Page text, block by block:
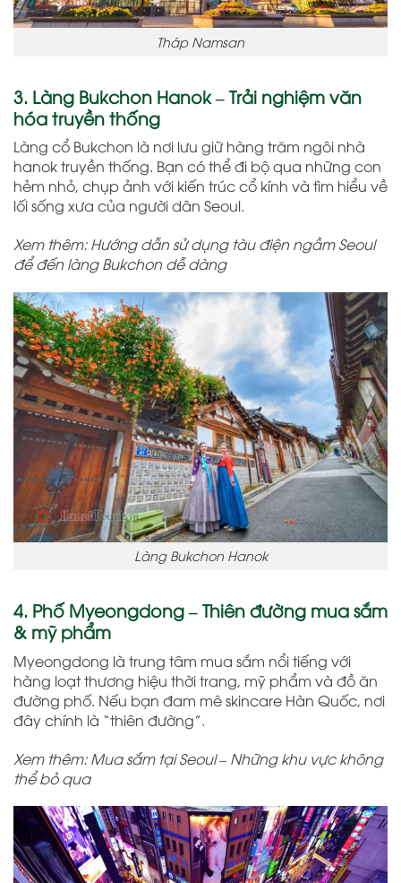
Tháp Namsan
3. Làng Bukchon Hanok – Trải nghiệm văn
hóa truyền thống
Làng cổ Bukchon là nơi lưu giữ hàng trăm ngôi nhà
hanok truyền thống. Bạn có thể đi bộ qua những con
hẻm nhỏ, chụp ảnh với kiến trúc cổ kính và tìm hiểu về
lối sống xưa của người dân Seoul.
Xem thêm: Hướng dẫn sử dụng tàu điện ngầm Seoul
để đến làng Bukchon dễ dàng
Làng Bukchon Hanok
4. Phố Myeongdong – Thiên đường mua sắm
& mỹ phẩm
Myeongdong là trung tâm mua sắm nổi tiếng với
hàng loạt thương hiệu thời trang, mỹ phẩm và đồ ăn
đường phố. Nếu bạn đam mê skincare Hàn Quốc, nơi
đây chính là “thiên đường”.
Xem thêm: Mua sắm tại Seoul – Những khu vực không
thể bỏ qua